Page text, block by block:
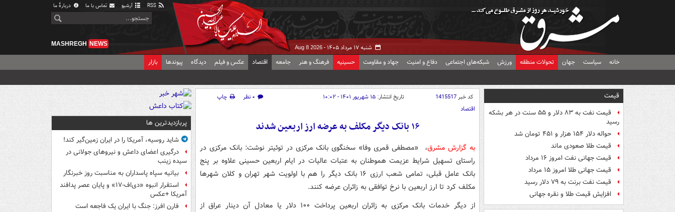
آرشیو تماس با ما دربارهٔ ما
شنبه ۱۷ مرداد ۱۴۰۵ - Aug 8 2026
MASHREGH NEWS
خانه سیاست جهان تحولات منطقه ورزش شبکه‌های اجتماعی دفاع و امنیت جهاد و مقاومت حسینیه فرهنگ و هنر جامعه اقتصاد عکس و فیلم دیدگاه پیوندها بازار
قیمت
قیمت نفت به ۸۳ دلار و ۵۵ سنت در هر بشکه
رسید
حواله دلار ۱۵۴ هزار و ۴۵۱ تومان شد
قیمت طلا صعودی ماند
قیمت جهانی نفت امروز ۱۶ مرداد
قیمت جهانی طلا امروز ۱۵ مرداد
قیمت نفت برنت به ۷۹ دلار رسید
افزایش قیمت طلا و نقره جهانی
کد خبر1415517 تاریخ انتشار: ۱۵ شهریور ۱۴۰۱ - ۱۰:۰۲ ۰ نظر
چاپ
اقتصاد
۱۶ بانک دیگر مکلف به عرضه ارز اربعین شدند
به گزارش مشرق، «مصطفی قمری وفا» سخنگوی بانک مرکزی در توئیتر نوشت: بانک مرکزی در
راستای تسهیل شرایط عزیمت هموطنان به عتبات عالیات در ایام اربعین حسینی علاوه بر پنج
بانک عامل قبلی، تمامی شعب ارزی ۱۶ بانک دیگر را هم با اولویت شهر تهران و کلان‌ شهرها
مکلف کرد تا ارز اربعین با نرخ توافقی به زائران عرضه کنند.
از دیگر خدمات بانک مرکزی به زائران اربعین پرداخت ۱۰۰ دلار یا معادل آن دینار عراق از
پربازدیدترین ها
شاید روسیه، آمریکا را در ایران زمین‌گیر کند!
درگیری اعضای داعش و نیروهای جولانی در
سیده زینب
بیانیه سپاه پاسداران به مناسبت روز خبرنگار
استقرار انبوه «دی‌اف‑۱۷» و پایان عصر پدافند
آمریکا +عکس
فارن افرز: جنگ با ایران یک فاجعه است